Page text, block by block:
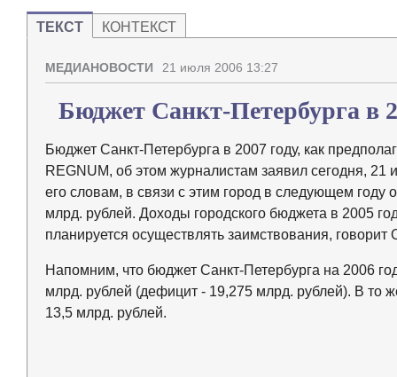
ТЕКСТ КОНТЕКСТ
МЕДИАНОВОСТИ 21 июля 2006 13:27
Бюджет Санкт-Петербурга в
Бюджет Санкт-Петербурга в 2007 году, как
REGNUM, об этом журналистам заявил сегодня,
его словам, в связи с этим город в следующем
млрд. рублей. Доходы городского бюджета в 2005
планируется осуществлять заимствования, говорит
Напомним, что бюджет Санкт-Петербурга на 2006
млрд. рублей (дефицит - 19,275 млрд. рублей). В то
13,5 млрд. рублей.